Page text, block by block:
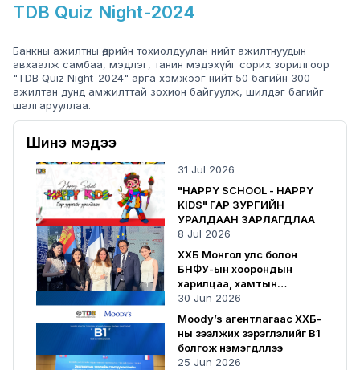
TDB Quiz Night-2024
Банкны ажилтны өдрийн тохиолдуулан нийт ажилтнуудын
авхаалж самбаа, мэдлэг, танин мэдэхүйг сорих зорилгоор
"TDB Quiz Night-2024" арга хэмжээг нийт 50 багийн 300
ажилтан дунд амжилттай зохион байгуулж, шилдэг багийг
шалгарууллаа.
Шинэ мэдээ
31 Jul 2026
"HAPPY SCHOOL - HAPPY
KIDS" ГАР ЗУРГИЙН
УРАЛДААН ЗАРЛАГДЛАА
8 Jul 2026
ХХБ Монгол улс болон
БНФУ-ын хоорондын
харилцаа, хамтын
ажиллагаанд хувь нэмрээ
30 Jun 2026
Moody’s агентлагаас ХХБ-
ны зээлжих зэрэглэлийг B1
болгож нэмэгдүүллээ
25 Jun 2026